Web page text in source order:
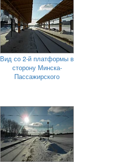
Вид со 2-й платформы в
сторону Минска-
Пассажирского